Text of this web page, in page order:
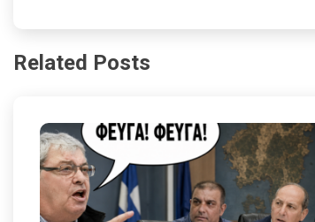
Related Posts